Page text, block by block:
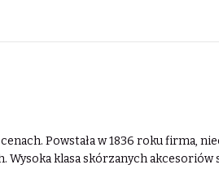
Powstała w 1836 roku firma,
klasa skórzanych akcesoriów